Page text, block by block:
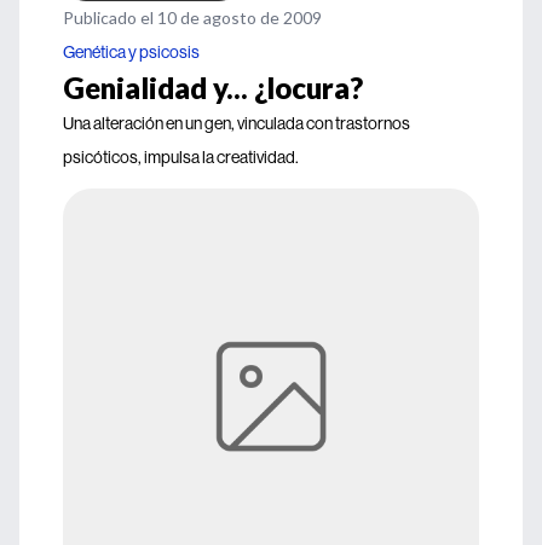
Publicado el 10 de agosto de 2009
Genética y psicosis
Genialidad y... ¿locura?
Una alteración en un gen, vinculada con trastornos
psicóticos, impulsa la creatividad.